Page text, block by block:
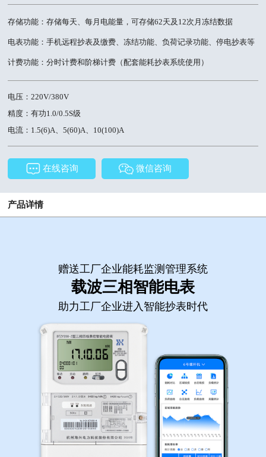
存储功能：存储每天、每月电能量，可存储62天及12次月冻结数据
电表功能：手机远程抄表及缴费、冻结功能、负荷记录功能、停电抄表等
计费功能：分时计费和阶梯计费（配套能耗抄表系统使用）
电压：220V/380V
精度：有功1.0/0.5S级
电流：1.5(6)A、5(60)A、10(100)A
在线咨询 微信咨询
产品详情
赠送工厂企业能耗监测管理系统
载波三相智能电表
助力工厂企业进入智能抄表时代